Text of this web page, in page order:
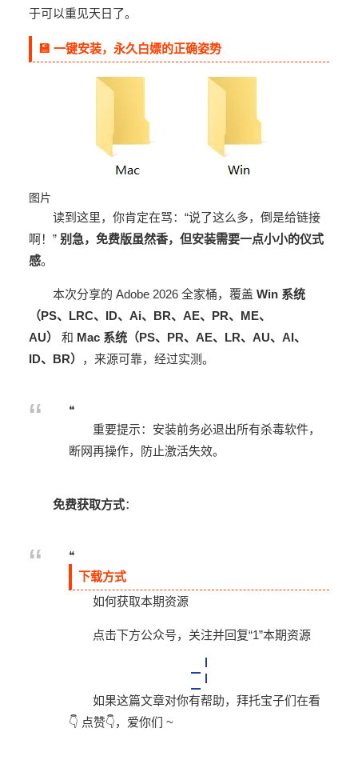
于可以重见天日了。
💾 一键安装，永久白嫖的正确姿势
图片
读到这里，你肯定在骂：“说了这么多，倒是给链接
啊！” 别急，免费版虽然香，但安装需要一点小小的仪式
感。
本次分享的 Adobe 2026 全家桶，覆盖 Win 系统
（PS、LRC、ID、Ai、BR、AE、PR、ME、
AU）
和 Mac 系统（PS、PR、AE、LR、AU、AI、
ID、BR）
，来源可靠，经过实测。
❝
重要提示：安装前务必退出所有杀毒软件，
断网再操作，防止激活失效。
免费获取方式：
❝
下载方式
如何获取本期资源
点击下方公众号，关注并回复“1”本期资源
如果这篇文章对你有帮助，拜托宝子们在看
👇 点赞👇，爱你们 ~